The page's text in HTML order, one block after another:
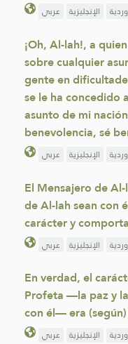
عربي الإنجليزية
¡Oh, Al-lah!, a
sobre cualquier
gente en
se le ha concedido
asunto de mi
benevolencia, sé
عربي الإنجليزية
El Mensajero de
de Al-lah sean con
carácter y
عربي الإنجليزية
En verdad, el
Profeta —la paz y
con él— era
عربي الإنجليزية